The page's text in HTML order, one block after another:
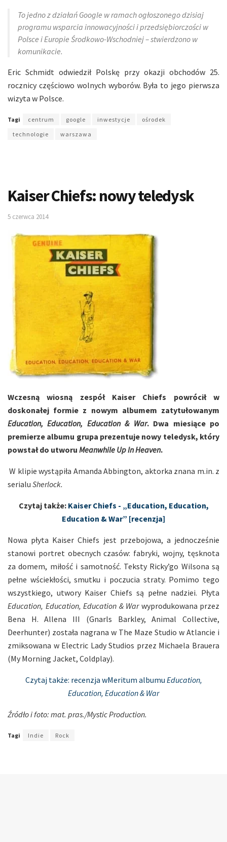
To jedno z działań Google w ramach ogłoszonego dzisiaj
programu wsparcia innowacyjności i przedsiębiorczości w
Polsce i Europie Środkowo-Wschodniej – stwierdzono w
komunikacie.
Eric Schmidt odwiedził Polskę przy okazji obchodów 25.
rocznicy częściowo wolnych wyborów. Była to jego pierwsza
wizyta w Polsce.
Tagi centrum google inwestycje
ośrodek
technologie
warszawa
Kaiser Chiefs: nowy teledysk
5 czerwca 2014
Wczesną wiosną zespół Kaiser Chiefs powrócił w
doskonałej formie z nowym albumem zatytułowanym
Education, Education, Education & War. Dwa miesiące po
premierze albumu grupa prezentuje nowy teledysk, który
powstał do utworu Meanwhile Up In Heaven.
W klipie wystąpiła Amanda Abbington, aktorka znana m.in. z
serialu Sherlock.
Czytaj także: Kaiser Chiefs - „Education, Education,
Education & War” [recenzja]
Nowa płyta Kaiser Chiefs jest przebojowa, a jednocześnie
stanowi portret obecnych czasów: fabryki, wojny, tęsknota
za domem, miłość i samotność. Teksty Ricky’go Wilsona są
pełne wściekłości, smutku i poczucia straty. Pomimo tego
wszystkiego, utwory Kaiser Chiefs są pełne nadziei. Płyta
Education, Education, Education & Warwyprodukowana przez
Bena H. Allena III (Gnarls Barkley, Animal Collective,
Deerhunter) została nagrana w The Maze Studio w Atlancie i
zmiksowana w Electric Lady Studios przez Michaela Brauera
(My Morning Jacket, Coldplay).
Czytaj także: recenzja wMeritum albumu Education,
Education, Education & War
Źródło i foto: mat. pras./Mystic Production.
Tagi Indie Rock